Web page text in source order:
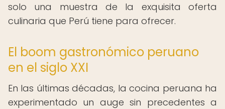
solo una muestra de la exquisita oferta
culinaria que Perú tiene para ofrecer.
El boom gastronómico peruano
en el siglo XXI
En las últimas décadas, la cocina peruana ha
experimentado un auge sin precedentes a